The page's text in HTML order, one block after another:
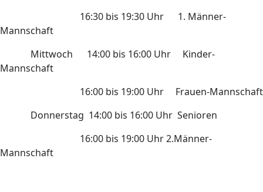
16:30 bis 19:30 Uhr 1. Männer-
Mannschaft
Mittwoch 14:00 bis 16:00 Uhr Kinder-
Mannschaft
16:00 bis 19:00 Uhr Frauen-Mannschaft
Donnerstag 14:00 bis 16:00 Uhr Senioren
16:00 bis 19:00 Uhr 2.Männer-
Mannschaft